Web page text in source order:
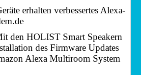
erhalten verbessertes Alexa-
den HOLIST Smart Speakern
des Firmware Updates
Alexa Multiroom System